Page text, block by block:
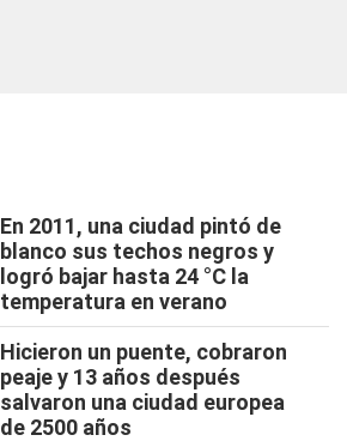
En 2011, una ciudad pintó de
blanco sus techos negros y
logró bajar hasta 24 °C la
temperatura en verano
Hicieron un puente, cobraron
peaje y 13 años después
salvaron una ciudad europea
de 2500 años